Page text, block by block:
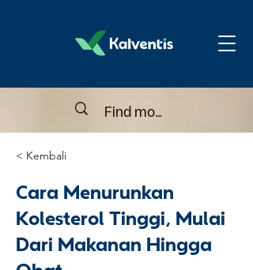
< Kembali
Cara Menurunkan
Kolesterol Tinggi, Mulai
Dari Makanan Hingga